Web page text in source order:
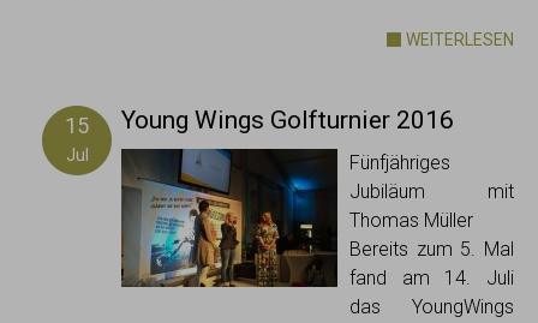
WEITERLESEN
15
Jul
Young Wings Golfturnier 2016
Fünfjähriges
Jubiläum mit
Thomas Müller
Bereits zum 5. Mal
fand am 14. Juli
das YoungWings